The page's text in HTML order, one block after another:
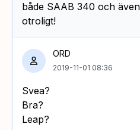
både SAAB 340 och
otroligt!
ORD
2019-11-01 08:36
Svea?
Bra?
Leap?